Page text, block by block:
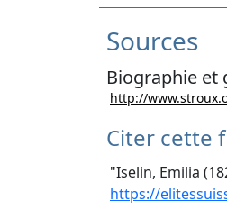
Sources
Biographie et
http://
Citer cette
"Iselin, Emilia
https://